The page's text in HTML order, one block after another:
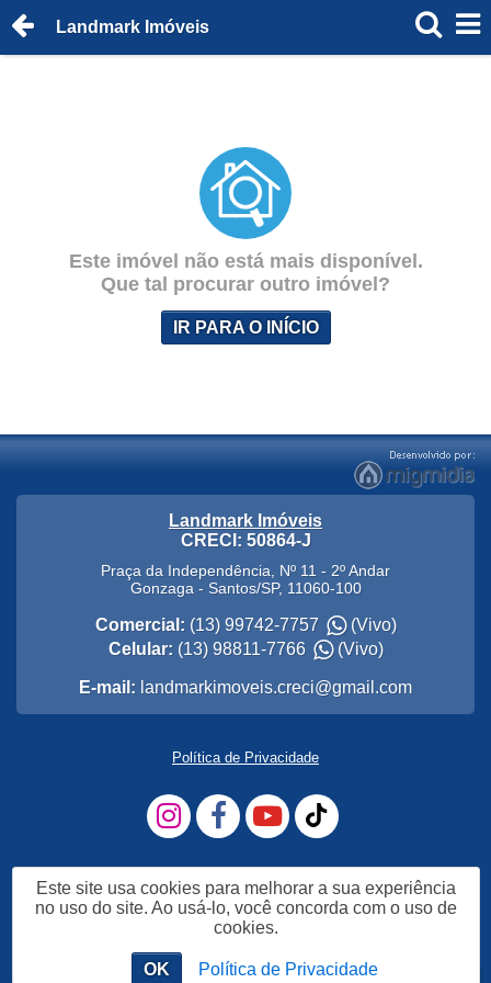
Landmark Imóveis
Este imóvel não está mais disponível.
Que tal procurar outro imóvel?
IR PARA O INÍCIO
Landmark Imóveis
CRECI: 50864-J
Praça da Independência, Nº 11 - 2º Andar
Gonzaga - Santos/SP, 11060-100
Comercial: (13) 99742-7757
(Vivo)
Celular: (13) 98811-7766 (Vivo)
E-mail: landmarkimoveis.creci@gmail.com
Política de Privacidade
Este site usa cookies para melhorar a sua experiência
no uso do site. Ao usá-lo, você concorda com o uso de
cookies.
OK Política de Privacidade